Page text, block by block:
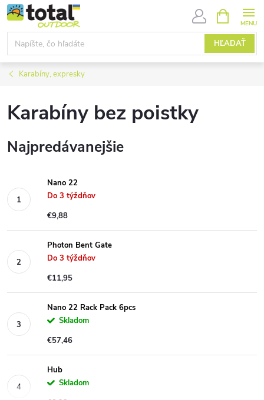
Prejsť
na
obsah
HĽADAŤ
KOŠÍK
Karabíny, expresky
Karabíny bez poistky
Najpredávanejšie
Nano 22
Do 3 týždňov
€9,88
Photon Bent Gate
Do 3 týždňov
€11,95
Nano 22 Rack Pack 6pcs
Skladom
€57,46
Hub
Skladom